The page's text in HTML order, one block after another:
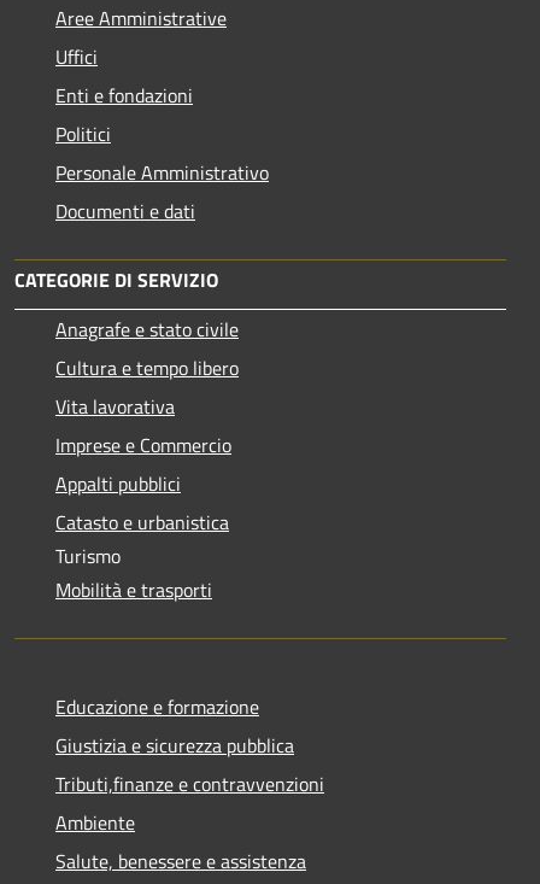
Aree Amministrative
Uffici
Enti e fondazioni
Politici
Personale Amministrativo
Documenti e dati
CATEGORIE DI SERVIZIO
Anagrafe e stato civile
Cultura e tempo libero
Vita lavorativa
Imprese e Commercio
Appalti pubblici
Catasto e urbanistica
Turismo
Mobilità e trasporti
Educazione e formazione
Giustizia e sicurezza pubblica
Tributi,finanze e contravvenzioni
Ambiente
Salute, benessere e assistenza